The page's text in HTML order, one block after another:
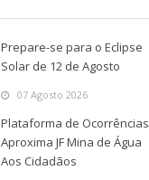
Prepare-se para o Eclipse
Solar de 12 de Agosto
07 Agosto 2026
Plataforma de Ocorrências
Aproxima JF Mina de Água
Aos Cidadãos